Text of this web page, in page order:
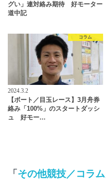
グい」連対絡み期待 好モーター
道中記
コラム
2024.3.2
【ボート／目玉レース】3月舟券
絡み「100%」のスタートダッシ
ュ 好モー…
「 その他競技／コラム